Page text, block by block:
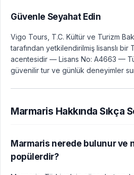
Güvenle Seyahat Edin
Vigo Tours, T.C. Kültür ve Turizm
tarafından yetkilendirilmiş lisanslı bir
acentesidir — Lisans No: A4663 —
güvenilir tur ve günlük deneyimler
Marmaris Hakkında Sıkça
Marmaris nerede bulunur ve
popülerdir?